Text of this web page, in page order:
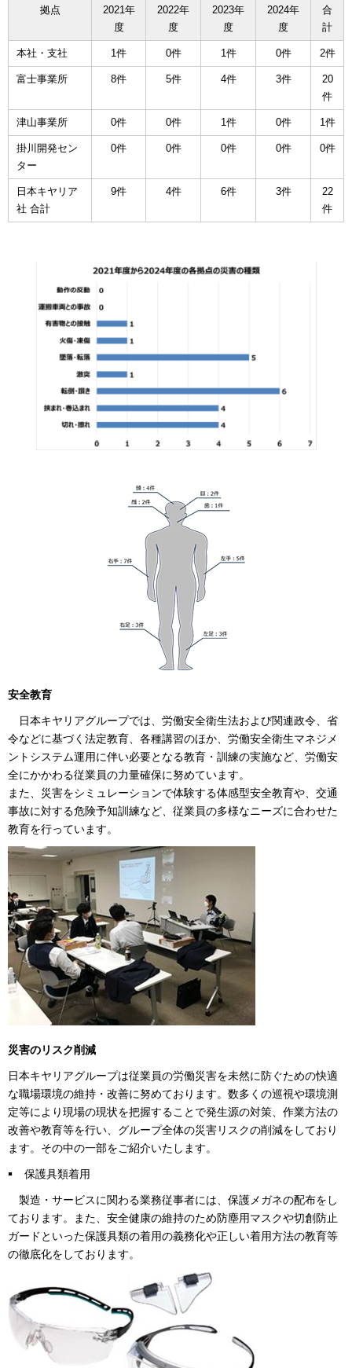
拠点
2021年
度
2022年
度
2023年
度
2024年
度
合
計
本社・支社 1件 0件 1件 0件 2件
富士事業所 8件 5件 4件 3件
20
件
津山事業所 0件 0件 1件 0件 1件
掛川開発セン
ター
0件 0件 0件 0件 0件
日本キヤリア
社 合計
9件 4件 6件 3件
22
件
安全教育
日本キヤリアグループでは、労働安全衛生法および関連政令、省
令などに基づく法定教育、各種講習のほか、労働安全衛生マネジメ
ントシステム運用に伴い必要となる教育・訓練の実施など、労働安
全にかかわる従業員の力量確保に努めています。
また、災害をシミュレーションで体験する体感型安全教育や、交通
事故に対する危険予知訓練など、従業員の多様なニーズに合わせた
教育を行っています。
災害のリスク削減
日本キヤリアグループは従業員の労働災害を未然に防ぐための快適
な職場環境の維持・改善に努めております。数多くの巡視や環境測
定等により現場の現状を把握することで発生源の対策、作業方法の
改善や教育等を行い、グループ全体の災害リスクの削減をしており
ます。その中の一部をご紹介いたします。
保護具類着用
製造・サービスに関わる業務従事者には、保護メガネの配布をし
ております。また、安全健康の維持のため防塵用マスクや切創防止
ガードといった保護具類の着用の義務化や正しい着用方法の教育等
の徹底化をしております。